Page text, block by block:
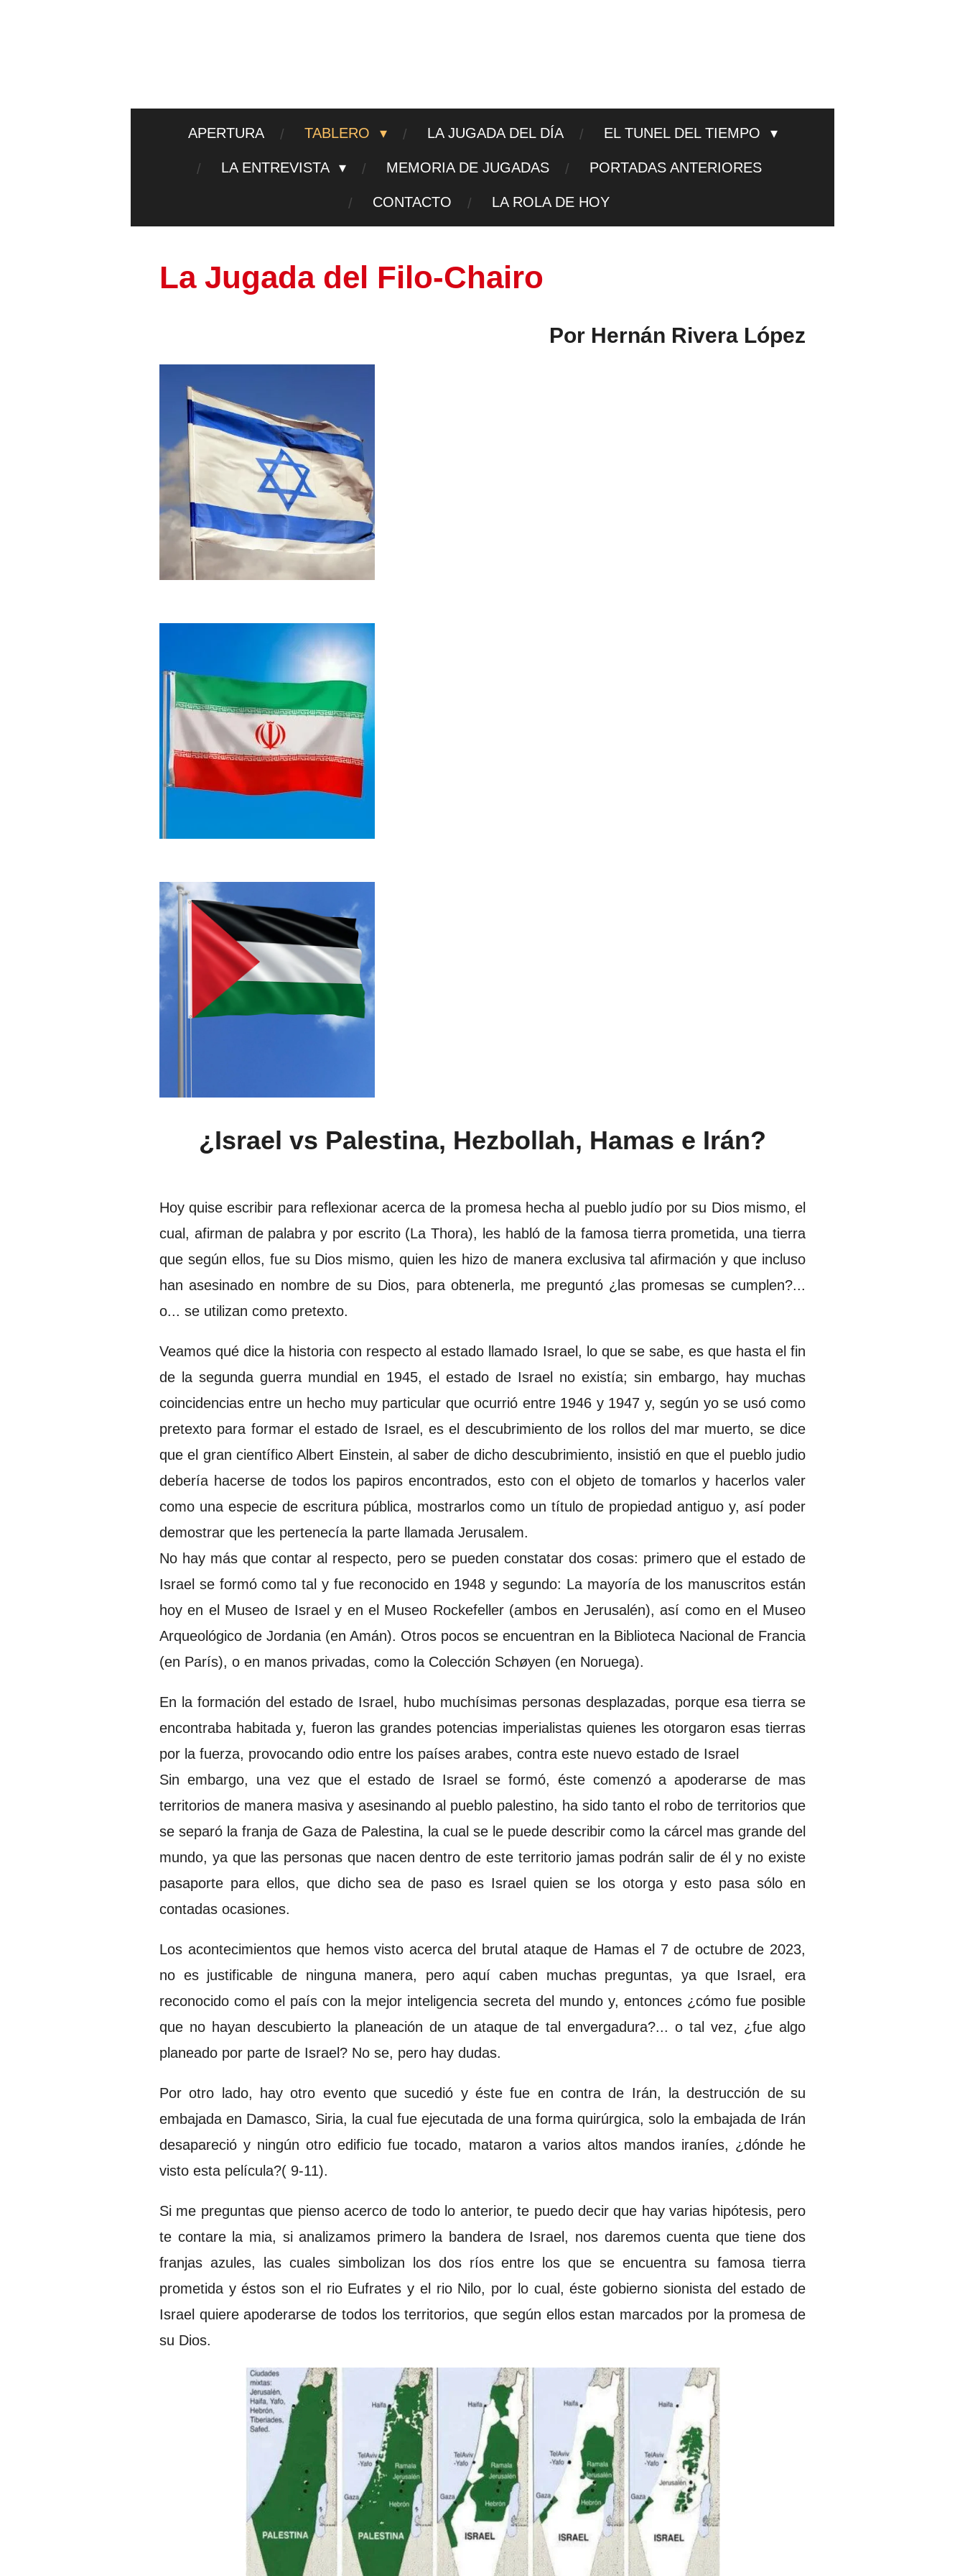
APERTURA TABLERO LA JUGADA DEL DÍA EL TUNEL DEL TIEMPO
LA ENTREVISTA MEMORIA DE JUGADAS PORTADAS ANTERIORES
CONTACTO LA ROLA DE HOY
La Jugada del Filo-Chairo
Por Hernán Rivera López
¿Israel vs Palestina, Hezbollah, Hamas e Irán?
Hoy quise escribir para reflexionar acerca de la promesa hecha al pueblo judío por su Dios mismo, el
cual, afirman de palabra y por escrito (La Thora), les habló de la famosa tierra prometida, una tierra
que según ellos, fue su Dios mismo, quien les hizo de manera exclusiva tal afirmación y que incluso
han asesinado en nombre de su Dios, para obtenerla, me preguntó ¿las promesas se cumplen?...
o... se utilizan como pretexto.
Veamos qué dice la historia con respecto al estado llamado Israel, lo que se sabe, es que hasta el fin
de la segunda guerra mundial en 1945, el estado de Israel no existía; sin embargo, hay muchas
coincidencias entre un hecho muy particular que ocurrió entre 1946 y 1947 y, según yo se usó como
pretexto para formar el estado de Israel, es el descubrimiento de los rollos del mar muerto, se dice
que el gran científico Albert Einstein, al saber de dicho descubrimiento, insistió en que el pueblo judio
debería hacerse de todos los papiros encontrados, esto con el objeto de tomarlos y hacerlos valer
como una especie de escritura pública, mostrarlos como un título de propiedad antiguo y, así poder
demostrar que les pertenecía la parte llamada Jerusalem.
No hay más que contar al respecto, pero se pueden constatar dos cosas: primero que el estado de
Israel se formó como tal y fue reconocido en 1948 y segundo: La mayoría de los manuscritos están
hoy en el Museo de Israel y en el Museo Rockefeller (ambos en Jerusalén), así como en el Museo
Arqueológico de Jordania (en Amán). Otros pocos se encuentran en la Biblioteca Nacional de Francia
(en París), o en manos privadas, como la Colección Schøyen (en Noruega).
En la formación del estado de Israel, hubo muchísimas personas desplazadas, porque esa tierra se
encontraba habitada y, fueron las grandes potencias imperialistas quienes les otorgaron esas tierras
por la fuerza, provocando odio entre los países arabes, contra este nuevo estado de Israel
Sin embargo, una vez que el estado de Israel se formó, éste comenzó a apoderarse de mas
territorios de manera masiva y asesinando al pueblo palestino, ha sido tanto el robo de territorios que
se separó la franja de Gaza de Palestina, la cual se le puede describir como la cárcel mas grande del
mundo, ya que las personas que nacen dentro de este territorio jamas podrán salir de él y no existe
pasaporte para ellos, que dicho sea de paso es Israel quien se los otorga y esto pasa sólo en
contadas ocasiones.
Los acontecimientos que hemos visto acerca del brutal ataque de Hamas el 7 de octubre de 2023,
no es justificable de ninguna manera, pero aquí caben muchas preguntas, ya que Israel, era
reconocido como el país con la mejor inteligencia secreta del mundo y, entonces ¿cómo fue posible
que no hayan descubierto la planeación de un ataque de tal envergadura?... o tal vez, ¿fue algo
planeado por parte de Israel? No se, pero hay dudas.
Por otro lado, hay otro evento que sucedió y éste fue en contra de Irán, la destrucción de su
embajada en Damasco, Siria, la cual fue ejecutada de una forma quirúrgica, solo la embajada de Irán
desapareció y ningún otro edificio fue tocado, mataron a varios altos mandos iraníes, ¿dónde he
visto esta película?( 9-11).
Si me preguntas que pienso acerco de todo lo anterior, te puedo decir que hay varias hipótesis, pero
te contare la mia, si analizamos primero la bandera de Israel, nos daremos cuenta que tiene dos
franjas azules, las cuales simbolizan los dos ríos entre los que se encuentra su famosa tierra
prometida y éstos son el rio Eufrates y el rio Nilo, por lo cual, éste gobierno sionista del estado de
Israel quiere apoderarse de todos los territorios, que según ellos estan marcados por la promesa de
su Dios.